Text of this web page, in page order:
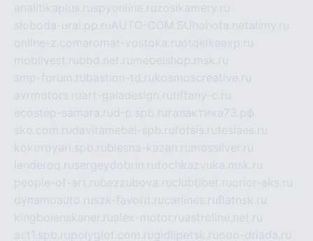
analitikaplus.ruspyonline.ruzosikamery.ru
sloboda-ural.pp.ruAUTO-COM.SU hohota.netalimy.ru
online-z.comaromat-vostoka.ruotdelkaexp.ru
mobilvest.rubbd.net.ru mebelshop.msk.ru
smp-forum.rubastion-td.rukosmoscreative.ru
avrmotors.ruart-galadesign.rutiffany-c.ru
ecostep-samara.rud-p.spb.ru галактика73.рф
sko.com.rudavitamebel-spb.rufotsis.rutesiaes.ru
kokoroyari.spb.rublesna-kazan.ru mossilver.ru
lenderoq.rusergeydobrin.rutochkazvuka.msk.ru
people-of-art.rubezzubova.ruclubtibet.ruorior-aks.ru
dynamoauto.ruszk-favorit.rucarlines.ruflatnsk.ru
kingbolenskaner.rualex-motor.ruastroline.net.ru
act1.spb.rupolyglot.com.rugidlipetsk.ruooo-driada.ru